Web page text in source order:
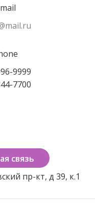
9999
7700
связь
пр-кт, д 39, к.1